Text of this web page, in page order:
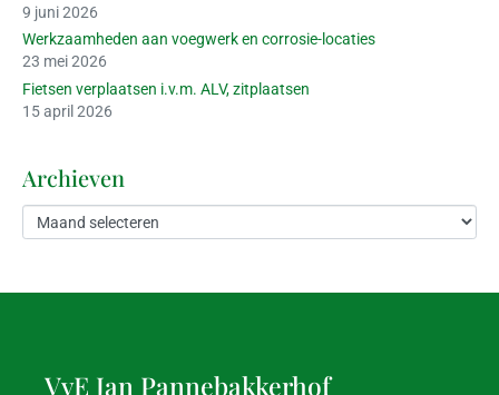
9 juni 2026
Werkzaamheden aan voegwerk en corrosie-locaties
23 mei 2026
Fietsen verplaatsen i.v.m. ALV, zitplaatsen
15 april 2026
Archieven
VvE Jan Pannebakkerhof